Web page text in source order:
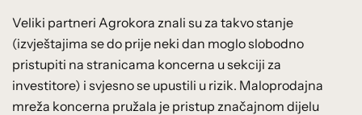
Veliki partneri Agrokora znali su za takvo stanje
(izvještajima se do prije neki dan moglo slobodno
pristupiti na stranicama koncerna u sekciji za
investitore) i svjesno se upustili u rizik. Maloprodajna
mreža koncerna pružala je pristup značajnom dijelu